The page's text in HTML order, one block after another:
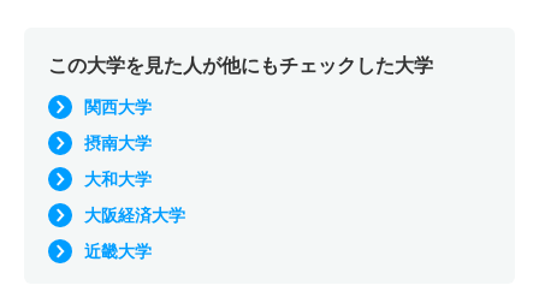
この大学を見た人が他にもチェックした大学
関西大学
摂南大学
大和大学
大阪経済大学
近畿大学